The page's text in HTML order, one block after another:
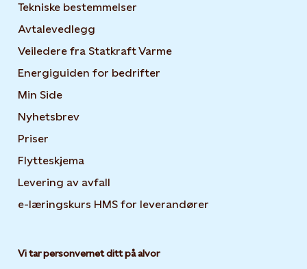
Tekniske bestemmelser
Avtalevedlegg
Veiledere fra Statkraft Varme
Energiguiden for bedrifter
Min Side
Nyhetsbrev
Priser
Flytteskjema
Levering av avfall
e-læringskurs HMS for leverandører
Vi tar personvernet ditt på alvor